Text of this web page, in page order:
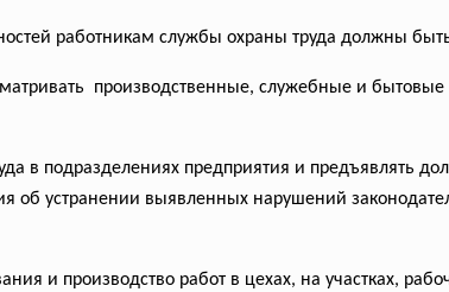
работникам службы охраны труда должны
производственные, служебные и
в подразделениях предприятия и предъявлять
об устранении выявленных нарушений
и производство работ в цехах, на участках,